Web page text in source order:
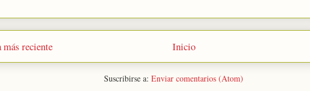
más reciente Inicio
Suscribirse a: Enviar comentarios (Atom)